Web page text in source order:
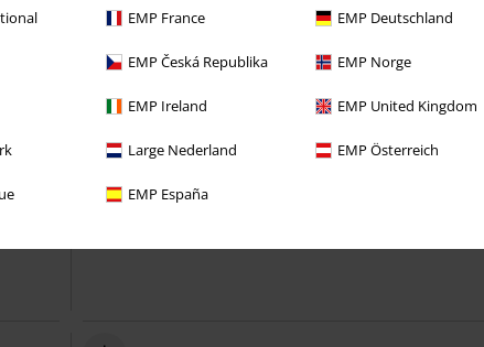
EMP France EMP Deutschland
EMP Česká Republika EMP Norge
EMP Ireland EMP United Kingdom
Large Nederland EMP Österreich
EMP España
30% RABATT
kr 399,00
kr 279,00